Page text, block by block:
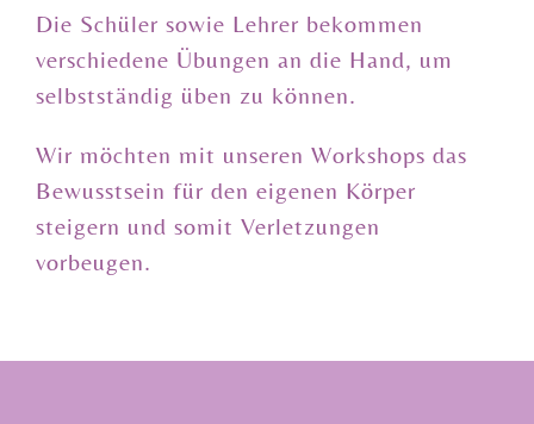
Die Schüler sowie Lehrer bekommen
verschiedene Übungen an die Hand, um
selbstständig üben zu können.
Wir möchten mit unseren Workshops das
Bewusstsein für den eigenen Körper
steigern und somit Verletzungen
vorbeugen.